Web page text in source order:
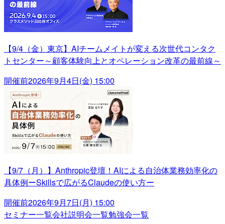
【9/4（金）東京】AIチームメイトが変える次世代コンタク
トセンター～顧客体験向上とオペレーション改革の最前線～
開催前2026年9月4日(金) 15:00
【9/7（月）】Anthropic登壇！AIによる自治体業務効率化の
具体例ーSkillsで広がるClaudeの使い方ー
開催前2026年9月7日(月) 15:00
セミナー一覧会社説明会一覧勉強会一覧